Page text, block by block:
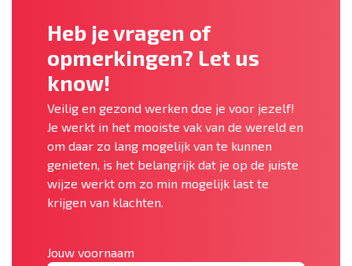
Heb je vragen of
opmerkingen? Let us
know!
Veilig en gezond werken doe je voor jezelf!
Je werkt in het mooiste vak van de wereld en
om daar zo lang mogelijk van te kunnen
genieten, is het belangrijk dat je op de juiste
wijze werkt om zo min mogelijk last te
krijgen van klachten.
Jouw voornaam